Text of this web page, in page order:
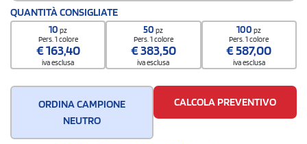
Codice doganale
420212919000000
QUANTITÀ CONSIGLIATE
10pz
Pers. 1 colore
€163,40
iva esclusa
50pz
Pers. 1 colore
€383,50
iva esclusa
100pz
Pers. 1 colore
€587,00
iva esclusa
ORDINA CAMPIONE
NEUTRO
CALCOLA PREVENTIVO